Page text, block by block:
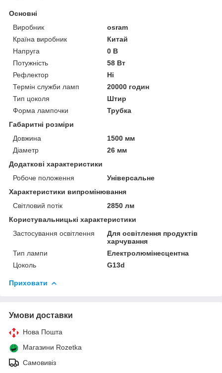
Основні
Виробник
osram
Країна виробник
Китай
Напруга
0 В
Потужність
58 Вт
Рефлектор
Ні
Термін служби ламп
20000 годин
Тип цоколя
Штир
Форма лампочки
Трубка
Габаритні розміри
Довжина
1500 мм
Діаметр
26 мм
Додаткові характеристики
Робоче положення
Універсальне
Характеристики випромінювання
Світловий потік
2850 лм
Користувальницькі характеристики
Застосування освітлення
Для освітлення продуктів
харчування
Тип лампи
Електролюмінесцентна
Цоколь
G13d
Приховати
Умови доставки
Нова Пошта
Магазини Rozetka
Самовивіз